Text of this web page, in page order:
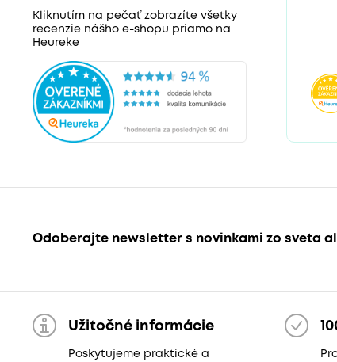
Kliknutím na pečať zobrazíte všetky
recenzie nášho e-shopu priamo na
Heureke
Odoberajte newsletter s novinkami zo sveta
Užitočné informácie
Poskytujeme praktické a